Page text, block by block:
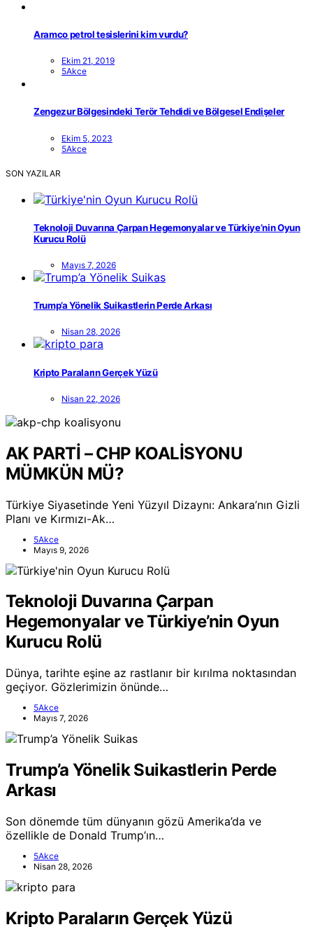
Aramco petrol tesislerini kim vurdu?
Ekim 21, 2019
5Akce
Zengezur Bölgesindeki Terör Tehdidi ve Bölgesel Endişeler
Ekim 5, 2023
5Akce
SON YAZILAR
Teknoloji Duvarına Çarpan Hegemonyalar ve Türkiye’nin Oyun
Kurucu Rolü
Mayıs 7, 2026
Trump’a Yönelik Suikastlerin Perde Arkası
Nisan 28, 2026
Kripto Paraların Gerçek Yüzü
Nisan 22, 2026
AK PARTİ – CHP KOALİSYONU
MÜMKÜN MÜ?
Türkiye Siyasetinde Yeni Yüzyıl Dizaynı: Ankara’nın Gizli
Planı ve Kırmızı-Ak…
5Akce
Mayıs 9, 2026
Teknoloji Duvarına Çarpan
Hegemonyalar ve Türkiye’nin Oyun
Kurucu Rolü
Dünya, tarihte eşine az rastlanır bir kırılma noktasından
geçiyor. Gözlerimizin önünde…
5Akce
Mayıs 7, 2026
Trump’a Yönelik Suikastlerin Perde
Arkası
Son dönemde tüm dünyanın gözü Amerika’da ve
özellikle de Donald Trump’ın…
5Akce
Nisan 28, 2026
Kripto Paraların Gerçek Yüzü